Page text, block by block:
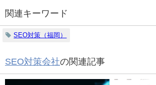
関連キーワード
SEO対策（福岡）
SEO対策会社の関連記事